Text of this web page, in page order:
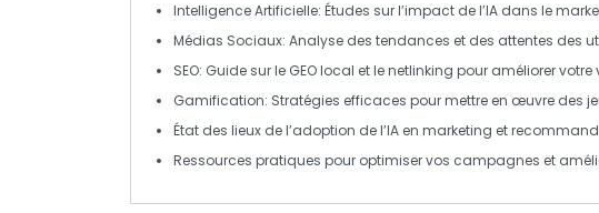
Intelligence Artificielle: Études sur l’impact de l’IA dans le
Médias Sociaux: Analyse des tendances et des attentes des
SEO: Guide sur le GEO local et lenetlinking pour améliorer votre
Gamification: Stratégies efficaces pour mettre en œuvre des
État des lieux de l’adoption de l’IA en marketing et
Ressources pratiques pour optimiser vos campagnes et